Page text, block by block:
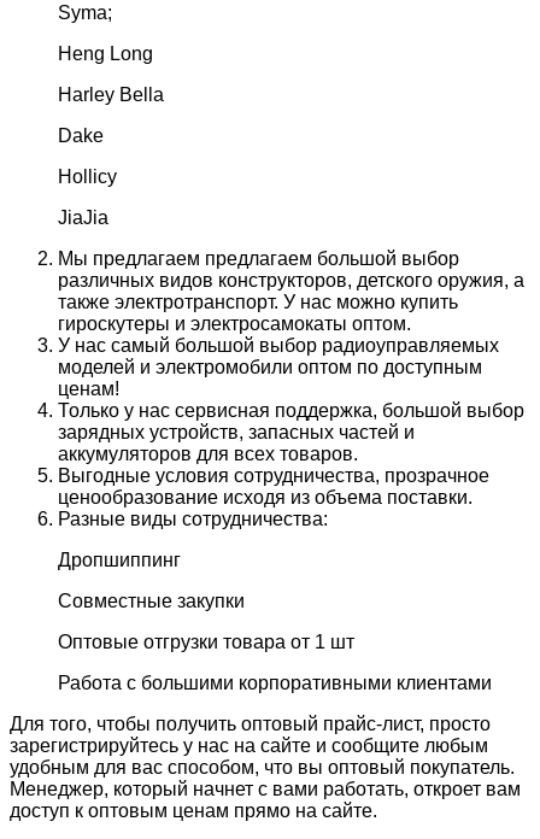
Syma;
Heng Long
Harley Bella
Dake
Hollicy
JiaJia
Мы предлагаем предлагаем большой выбор
различных видов конструкторов, детского оружия, а
также электротранспорт. У нас можно купить
гироскутеры и электросамокаты оптом.
У нас самый большой выбор радиоуправляемых
моделей и электромобили оптом по доступным
ценам!
Только у нас сервисная поддержка, большой выбор
зарядных устройств, запасных частей и
аккумуляторов для всех товаров.
Выгодные условия сотрудничества, прозрачное
ценообразование исходя из объема поставки.
Разные виды сотрудничества:
Дропшиппинг
Совместные закупки
Оптовые отгрузки товара от 1 шт
Работа с большими корпоративными клиентами
Для того, чтобы получить оптовый прайс-лист, просто
зарегистрируйтесь у нас на сайте и сообщите любым
удобным для вас способом, что вы оптовый покупатель.
Менеджер, который начнет с вами работать, откроет вам
доступ к оптовым ценам прямо на сайте.